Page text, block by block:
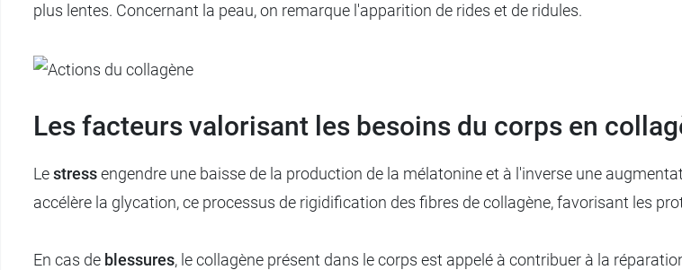
plus lentes. Concernant la peau, on remarque l'apparition de rides et de ridules.
Les facteurs valorisant les besoins du corps en
Lestressengendre une baisse de la production de la mélatonine et à l'inverse une
accélère la glycation, ce processus de rigidification des fibres de collagène, favorisant les
En cas de blessures, le collagène présent dans le corps est appelé à contribuer à la